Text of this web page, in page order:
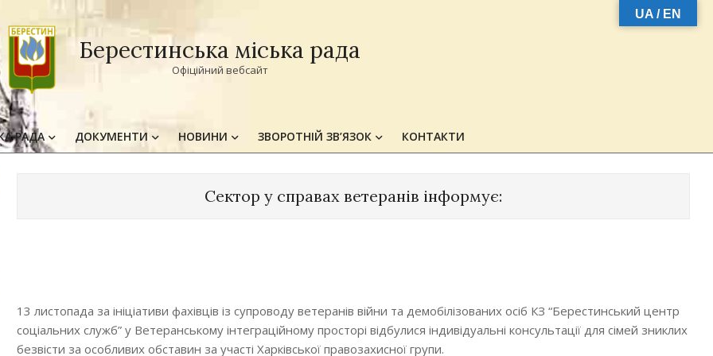
Берестинська міська рада
Офіційний вебсайт
Primary
РАДА ДОКУМЕНТИ НОВИНИ ЗВОРОТНІЙ ЗВ’ЯЗОК КОНТАКТИ
Сектор у справах ветеранів інформує:
13 листопада за ініціативи фахівців із супроводу ветеранів війни та демобілізованих осіб КЗ “Берестинський центр
соціальних служб” у Ветеранському інтеграційному просторі відбулися індивідуальні консультації для сімей зниклих
безвісти за особливих обставин за участі Харківської правозахисної групи.
UA / EN